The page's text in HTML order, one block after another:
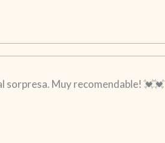
sorpresa. Muy recomendable! 💓💓